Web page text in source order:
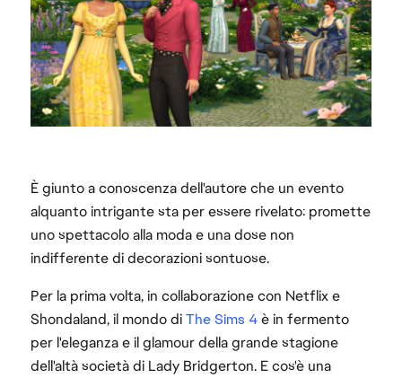
È giunto a conoscenza dell'autore che un evento
alquanto intrigante sta per essere rivelato: promette
uno spettacolo alla moda e una dose non
indifferente di decorazioni sontuose.
Per la prima volta, in collaborazione con Netflix e
Shondaland, il mondo diThe Sims 4è in fermento
per l'eleganza e il glamour della grande stagione
dell'altà società di Lady Bridgerton. E cos'è una